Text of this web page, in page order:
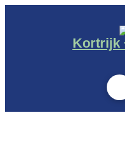
Kortrijk